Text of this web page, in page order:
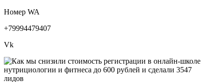
Номер WA
+79994479407
Vk